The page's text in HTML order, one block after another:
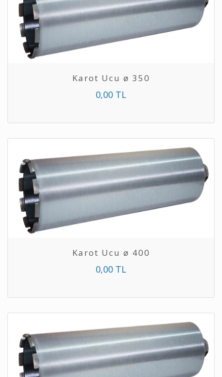
Karot Ucu ø 350
0,00 TL
Karot Ucu ø 400
0,00 TL